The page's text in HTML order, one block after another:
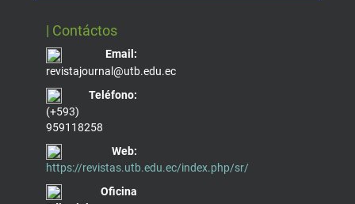
| Contáctos
Email:
revistajournal@utb.edu.ec
Teléfono:
(+593)
959118258
Web:
https://revistas.utb.edu.ec/index.php/sr/
Oficina